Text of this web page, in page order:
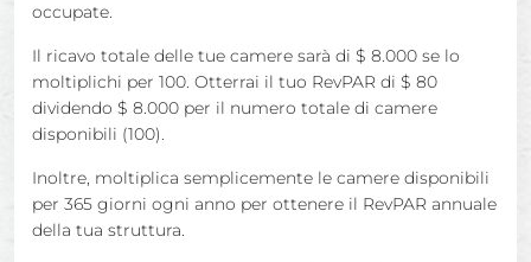
occupate.
Il ricavo totale delle tue camere sarà di $ 8.000 se lo
moltiplichi per 100. Otterrai il tuo RevPAR di $ 80
dividendo $ 8.000 per il numero totale di camere
disponibili (100).
Inoltre, moltiplica semplicemente le camere disponibili
per 365 giorni ogni anno per ottenere il RevPAR annuale
della tua struttura.